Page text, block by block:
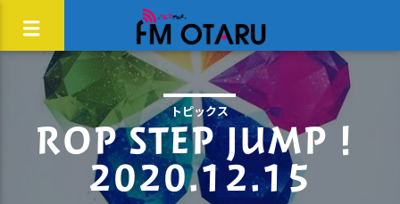
トピックス
ROP STEP JUMP！
2020.12.15